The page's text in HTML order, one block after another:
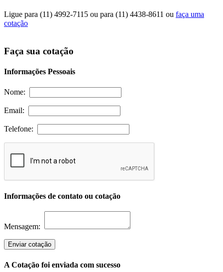
Ligue para (11) 4992-7115 ou para (11) 4438-8611 ou faça uma
cotação
Faça sua cotação
Informações Pessoais
Nome:
Email:
Telefone:
Informações de contato ou cotação
Mensagem:
Enviar cotação
A Cotação foi enviada com sucesso